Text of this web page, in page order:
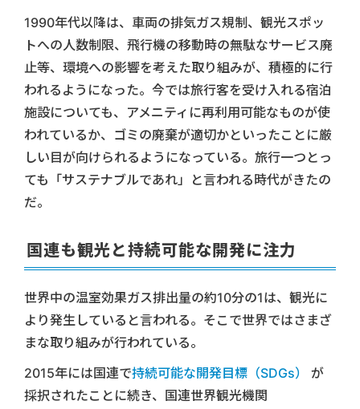
1990年代以降は、車両の排気ガス規制、観光スポッ
トへの人数制限、飛行機の移動時の無駄なサービス廃
止等、環境への影響を考えた取り組みが、積極的に行
われるようになった。今では旅行客を受け入れる宿泊
施設についても、アメニティに再利用可能なものが使
われているか、ゴミの廃棄が適切かといったことに厳
しい目が向けられるようになっている。旅行一つとっ
ても「サステナブルであれ」と言われる時代がきたの
だ。
国連も観光と持続可能な開発に注力
世界中の温室効果ガス排出量の約10分の1は、観光に
より発生していると言われる。そこで世界ではさまざ
まな取り組みが行われている。
2015年には国連で持続可能な開発目標（SDGs）
が
採択されたことに続き、国連世界観光機関